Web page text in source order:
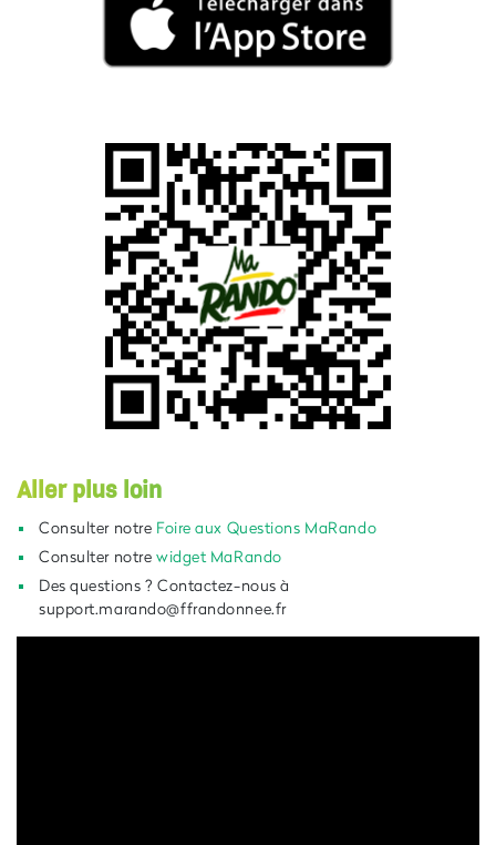
Aller plus loin
Consulter notre Foire aux Questions MaRando
Consulter notre widget MaRando
Des questions ? Contactez-nous à
support.marando@ffrandonnee.fr